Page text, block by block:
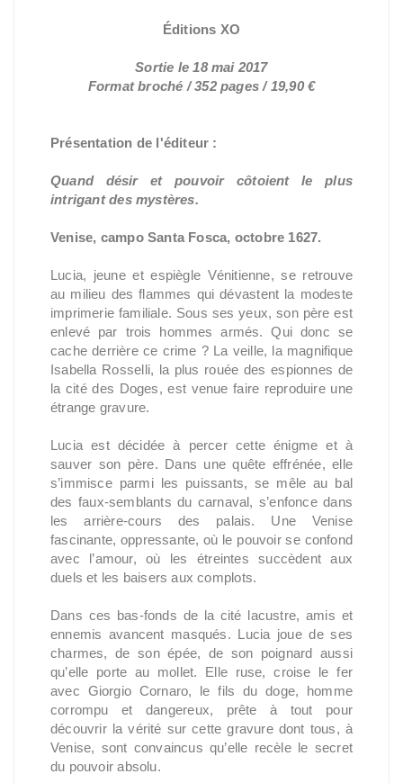
Éditions XO
Sortie le 18 mai 2017
Format broché / 352 pages / 19,90 €
Présentation de l'éditeur :
Quand désir et pouvoir côtoient le plus
intrigant des mystères.
Venise, campo Santa Fosca, octobre 1627.
Lucia, jeune et espiègle Vénitienne, se retrouve
au milieu des flammes qui dévastent la modeste
imprimerie familiale. Sous ses yeux, son père est
enlevé par trois hommes armés. Qui donc se
cache derrière ce crime ? La veille, la magnifique
Isabella Rosselli, la plus rouée des espionnes de
la cité des Doges, est venue faire reproduire une
étrange gravure.
Lucia est décidée à percer cette énigme et à
sauver son père. Dans une quête effrénée, elle
s’immisce parmi les puissants, se mêle au bal
des faux-semblants du carnaval, s’enfonce dans
les arrière-cours des palais. Une Venise
fascinante, oppressante, où le pouvoir se confond
avec l’amour, où les étreintes succèdent aux
duels et les baisers aux complots.
Dans ces bas-fonds de la cité lacustre, amis et
ennemis avancent masqués. Lucia joue de ses
charmes, de son épée, de son poignard aussi
qu’elle porte au mollet. Elle ruse, croise le fer
avec Giorgio Cornaro, le fils du doge, homme
corrompu et dangereux, prête à tout pour
découvrir la vérité sur cette gravure dont tous, à
Venise, sont convaincus qu’elle recèle le secret
du pouvoir absolu.